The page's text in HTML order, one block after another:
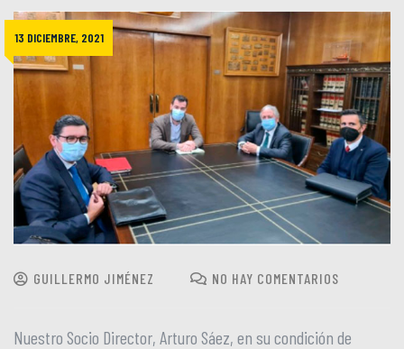
13 DICIEMBRE, 2021
GUILLERMO JIMÉNEZ NO HAY COMENTARIOS
Nuestro Socio Director, Arturo Sáez, en su condición de